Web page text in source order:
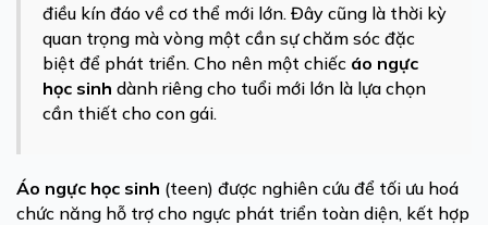
điều kín đáo về cơ thể mới lớn. Đây cũng là thời kỳ
quan trọng mà vòng một cần sự chăm sóc đặc
biệt để phát triển. Cho nên một chiếc áo ngực
học sinh dành riêng cho tuổi mới lớn là lựa chọn
cần thiết cho con gái.
Áo ngực học sinh (teen) được nghiên cứu để tối ưu hoá
chức năng hỗ trợ cho ngực phát triển toàn diện, kết hợp